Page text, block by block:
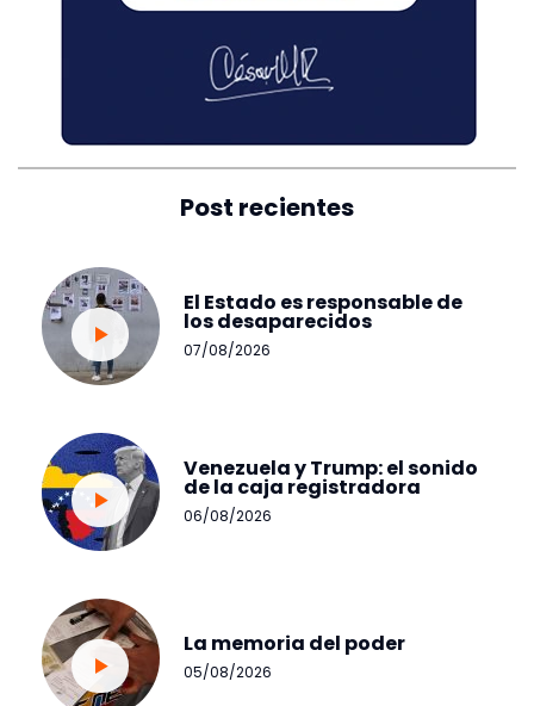
Post recientes
El Estado es responsable de
los desaparecidos
07/08/2026
Venezuela y Trump: el sonido
de la caja registradora
06/08/2026
La memoria del poder
05/08/2026